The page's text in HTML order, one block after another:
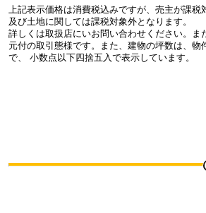
上記表示価格は消費税込みですが、売主が課税
及び土地に関しては課税対象外となります。
詳しくは取扱店にいお問い合わせください。ま
元付の取引態様です。また、建物の坪数は、物
で、 小数点以下四捨五入で表示しています。